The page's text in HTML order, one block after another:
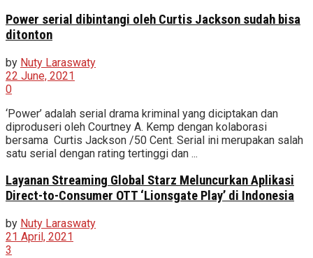
Power serial dibintangi oleh Curtis Jackson sudah bisa
ditonton
by Nuty Laraswaty
22 June, 2021
0
‘Power’ adalah serial drama kriminal yang diciptakan dan
diproduseri oleh Courtney A. Kemp dengan kolaborasi
bersama Curtis Jackson /50 Cent. Serial ini merupakan salah
satu serial dengan rating tertinggi dan ...
Layanan Streaming Global Starz Meluncurkan Aplikasi
Direct-to-Consumer OTT ‘Lionsgate Play’ di Indonesia
by Nuty Laraswaty
21 April, 2021
3